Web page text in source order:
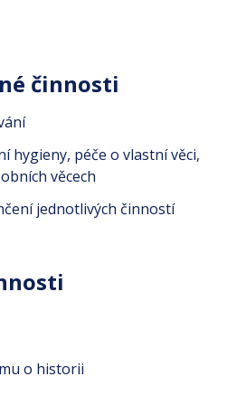
činnosti
hygieny, péče o vlastní věci,
věcech
jednotlivých činností
o historii